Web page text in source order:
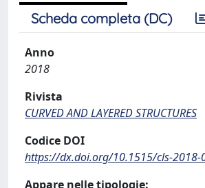
Scheda completa (DC)
Anno
2018
Rivista
CURVED AND LAYERED STRUCTURES
Codice DOI
https://dx.doi.org/10.1515/cls-2018-
Appare nelle tipologie: